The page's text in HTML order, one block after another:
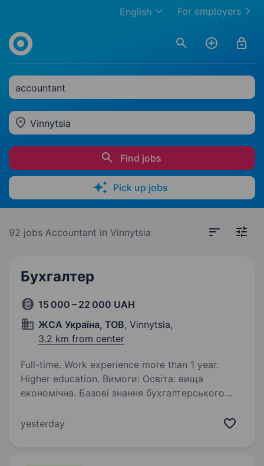
For employers
English
accountant
Vinnytsia
Find jobs
Pick up jobs
92 jobs Accountant in Vinnytsia
Бухгалтер
15 000 – 22 000 UAH
ЖСА Україна, ТОВ, Vinnytsia,
3.2 km from center
Full-time. Work experience more than 1 year.
Higher education. Вимоги: Освіта: вища
економічна. Базові знання бухгалтерського
користувач BAS, M.E.Doc, АРТ-ЗВІТ, ВЧАСНО,
yesterday